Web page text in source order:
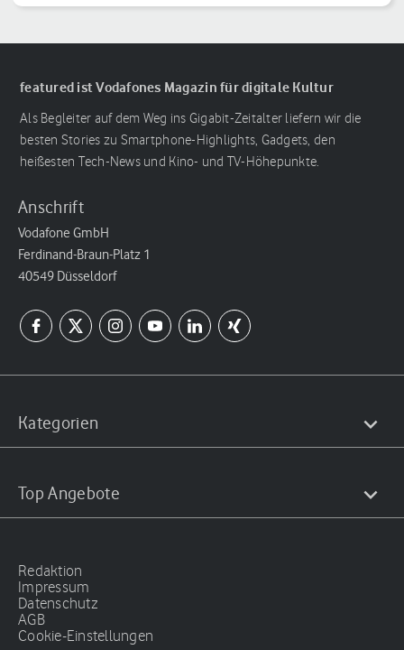
featured ist Vodafones Magazin für digitale Kultur
Als Begleiter auf dem Weg ins Gigabit-Zeitalter liefern wir die
besten Stories zu Smartphone-Highlights, Gadgets, den
heißesten Tech-News und Kino- und TV-Höhepunkte.
Anschrift
Vodafone GmbH
Ferdinand-Braun-Platz 1
40549 Düsseldorf
Kategorien
Top Angebote
Redaktion
Impressum
Datenschutz
AGB
Cookie-Einstellungen